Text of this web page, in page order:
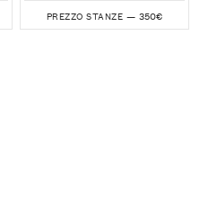
PREZZO STANZE — 350€